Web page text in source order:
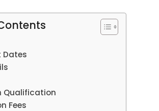
Qualification
Fees